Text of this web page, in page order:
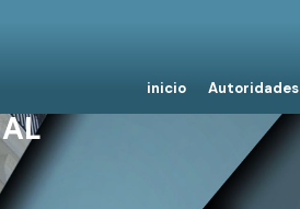
inicio Autoridades